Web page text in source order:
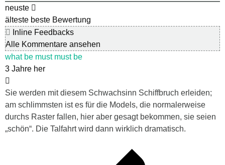
neuste
älteste beste Bewertung
Inline Feedbacks
Alle Kommentare ansehen
what be must must be
3 Jahre her
Sie werden mit diesem Schwachsinn Schiffbruch erleiden;
am schlimmsten ist es für die Models, die normalerweise
durchs Raster fallen, hier aber gesagt bekommen, sie seien
„schön“. Die Talfahrt wird dann wirklich dramatisch.